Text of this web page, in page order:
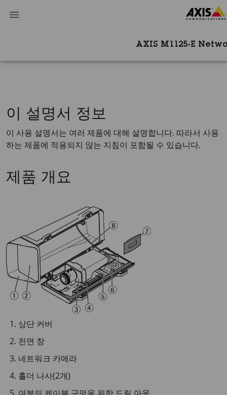
AXIS M1125-E
이 설명서 정보
이 사용 설명서는 여러 제품에 대해 설명합니다. 따라서 사용
하는 제품에 적용되지 않는 지침이 포함될 수 있습니다.
제품 개요
상단 커버
전면 창
네트워크 카메라
홀더 나사(2개)